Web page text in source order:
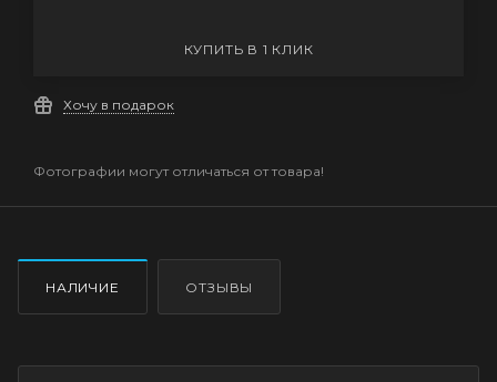
КУПИТЬ В 1 КЛИК
Хочу в подарок
Фотографии могут отличаться от товара!
НАЛИЧИЕ ОТЗЫВЫ